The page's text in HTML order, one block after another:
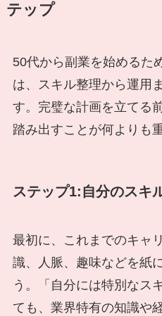
テップ
50代から副業を始めるた
は、スキル整理から運用
す。完璧な計画を立てる
踏み出すことが何よりも
ステップ1:自分のスキ
最初に、これまでのキャ
識、人脈、趣味などを紙
う。「自分には特別なス
ても、業界特有の知識や